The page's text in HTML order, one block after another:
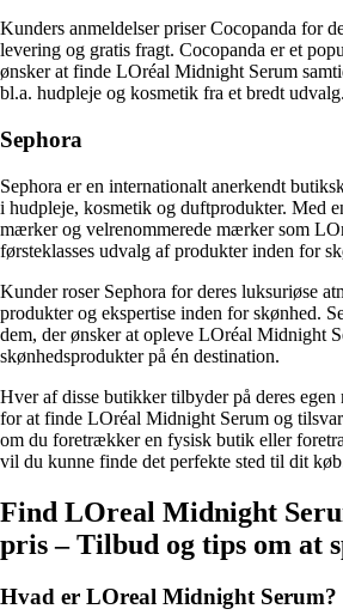
Kunders anmeldelser priser Cocopanda for
levering og gratis fragt. Cocopanda er et
ønsker at finde LOréal Midnight Serum
bl.a. hudpleje og kosmetik fra et bredt udvalg.
Sephora
Sephora er en internationalt anerkendt
i hudpleje, kosmetik og duftprodukter. Med
mærker og velrenommerede mærker som
førsteklasses udvalg af produkter inden for
Kunder roser Sephora for deres luksuriøse
produkter og ekspertise inden for skønhed.
dem, der ønsker at opleve LOréal Midnight
skønhedsprodukter på én destination.
Hver af disse butikker tilbyder på deres egen
for at finde LOréal Midnight Serum og
om du foretrækker en fysisk butik eller
vil du kunne finde det perfekte sted til dit
Find LOreal Midnight
pris – Tilbud og tips om at
Hvad er LOreal Midnight Serum?